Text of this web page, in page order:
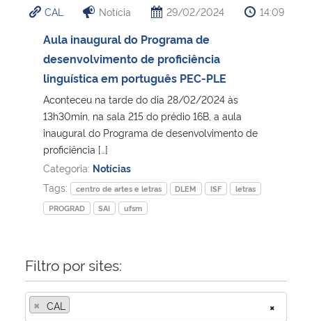
Ministério da Cidadania
Ministério de Minas e Energia
Ministério da Ciência, Tecnologia, Inovações e Comunicações
Ministério do Meio Ambiente
Ministério do Turismo
Controladoria-Geral da União
Ministério da Mulher, da Família e dos Direitos Humanos
CAL Notícia 29/02/2024 14:09
Aula inaugural do Programa de
desenvolvimento de proficiência
linguística em português PEC-PLE
Aconteceu na tarde do dia 28/02/2024 às
13h30min, na sala 215 do prédio 16B, a aula
inaugural do Programa de desenvolvimento de
proficiência […]
Categoria: Notícias
Tags:
centro de artes e letras DLEM ISF
letras
PROGRAD
SAI ufsm
Filtro por sites:
×
× CAL